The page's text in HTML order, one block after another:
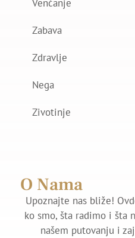
Venčanje
Zabava
Zdravlje
Nega
Zivotinje
O Nama
Upoznajte nas bliže!
ko smo, šta radimo i šta
našem putovanju i